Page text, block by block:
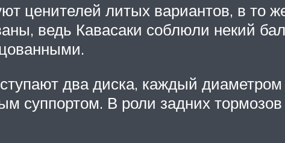
ценителей литых вариантов, в то
ведь Кавасаки соблюли некий
два диска, каждый
суппортом. В роли задних